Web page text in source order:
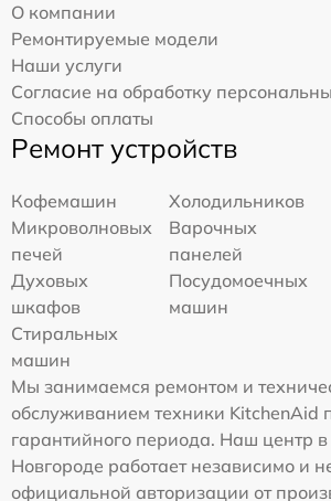
О компании
Ремонтируемые модели
Наши услуги
Согласие на обработку
Способы оплаты
Ремонт устройств
Кофемашин
Холодильников
Микроволновых
печей
Варочных
панелей
Духовых
шкафов
Посудомоечных
машин
Стиральных
машин
Мы занимаемся ремонтом и
обслуживанием техники KitchenAid
гарантийного периода. Наш центр
Новгороде работает независимо и
официальной авторизации от